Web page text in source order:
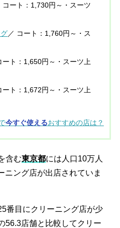
コート：1,730円～・スーツ
／ コート：1,760円～・ス
ート：1,650円～・スーツ上
ート：1,672円～・スーツ上
今すぐ使えるおすすめの店は？
含む東京都には人口10万人
ニング店が出店されていま
番目にクリーニング店が少
56.3店舗と比較してクリー